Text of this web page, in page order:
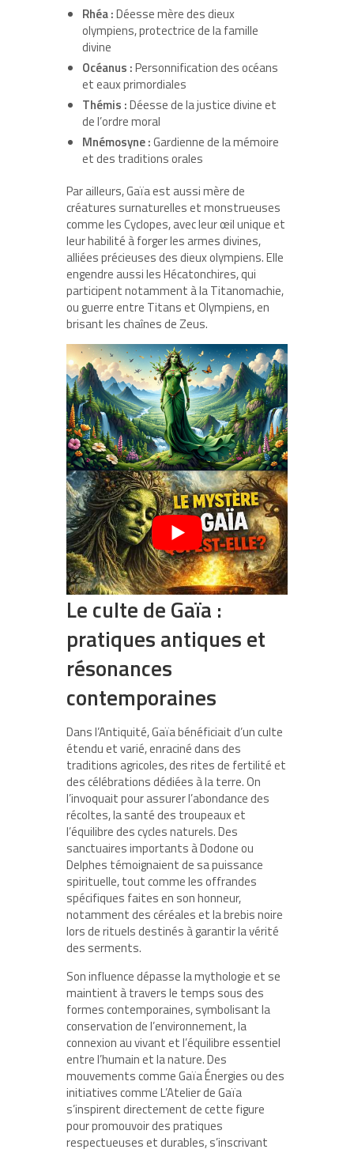
Rhéa :Déesse mère des dieux
olympiens, protectrice de la famille
divine
Océanus :Personnification des océans
et eaux primordiales
Thémis :Déesse de la justice divine et
de l’ordre moral
Mnémosyne :Gardienne de la mémoire
et des traditions orales
Par ailleurs, Gaïa est aussi mère de
créatures surnaturelles et monstrueuses
comme les Cyclopes, avec leur œil unique et
leur habilité à forger les armes divines,
alliées précieuses des dieux olympiens. Elle
engendre aussi les Hécatonchires, qui
participent notamment à la Titanomachie,
ou guerre entre Titans et Olympiens, en
brisant les chaînes de Zeus.
Le culte de Gaïa :
pratiques antiques et
résonances
contemporaines
Dans l’Antiquité, Gaïa bénéficiait d’un culte
étendu et varié, enraciné dans des
traditions agricoles, des rites de fertilité et
des célébrations dédiées à la terre. On
l’invoquait pour assurer l’abondance des
récoltes, la santé des troupeaux et
l’équilibre des cycles naturels. Des
sanctuaires importants à Dodone ou
Delphes témoignaient de sa puissance
spirituelle, tout comme les offrandes
spécifiques faites en son honneur,
notamment des céréales et la brebis noire
lors de rituels destinés à garantir la vérité
des serments.
Son influence dépasse la mythologie et se
maintient à travers le temps sous des
formes contemporaines, symbolisant la
conservation de l’environnement, la
connexion au vivant et l’équilibre essentiel
entre l’humain et la nature. Des
mouvements comme Gaïa Énergies ou des
initiatives comme L’Atelier de Gaïa
s’inspirent directement de cette figure
pour promouvoir des pratiques
respectueuses et durables, s’inscrivant